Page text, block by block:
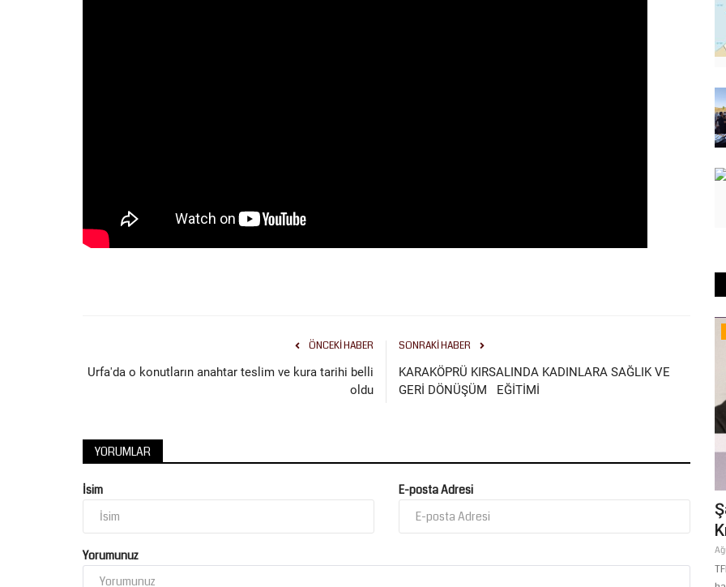
ÖNCEKI HABER
Urfa'da o konutların anahtar teslim ve kura tarihi belli
oldu
SONRAKI HABER
KARAKÖPRÜ KIRSALINDA KADINLARA SAĞLIK VE
GERİ DÖNÜŞÜM EĞİTİMİ
YORUMLAR
İsim E-posta Adresi
Yorumunuz
Adıyla Şanlı,
Mehmet Kasım Gülpınar,
Köklerinin İzini...
Ağustos 5, 2026
Balıkesir'de yaklaşık 60 yıldır yaşayan 81 yaşındaki Hedibe
Şanlıurfaspor Teknik Direktörü Gürses
Kılıç İddialı Konuştu:...
TFF 2. Lig Beyaz Grup’ta yeni sezona iddialı bir giriş yapmaya